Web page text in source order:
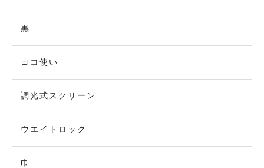
黒
ヨコ使い
調光式スクリーン
ウエイトロック
巾